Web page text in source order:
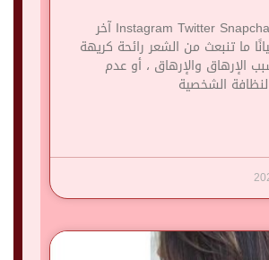
Instagram Twitter Snapchat Youtube آخر
ما تنبعث من الشعر رائحة كريهة
الإرهاق والإرهاق ، أو عدم
الشخصية